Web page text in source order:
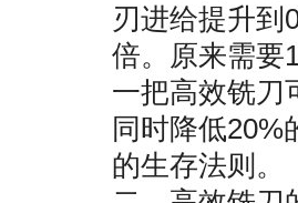
刃进给提升到
倍。原来需要
一把高效铣刀
同时降低
的生存法则。